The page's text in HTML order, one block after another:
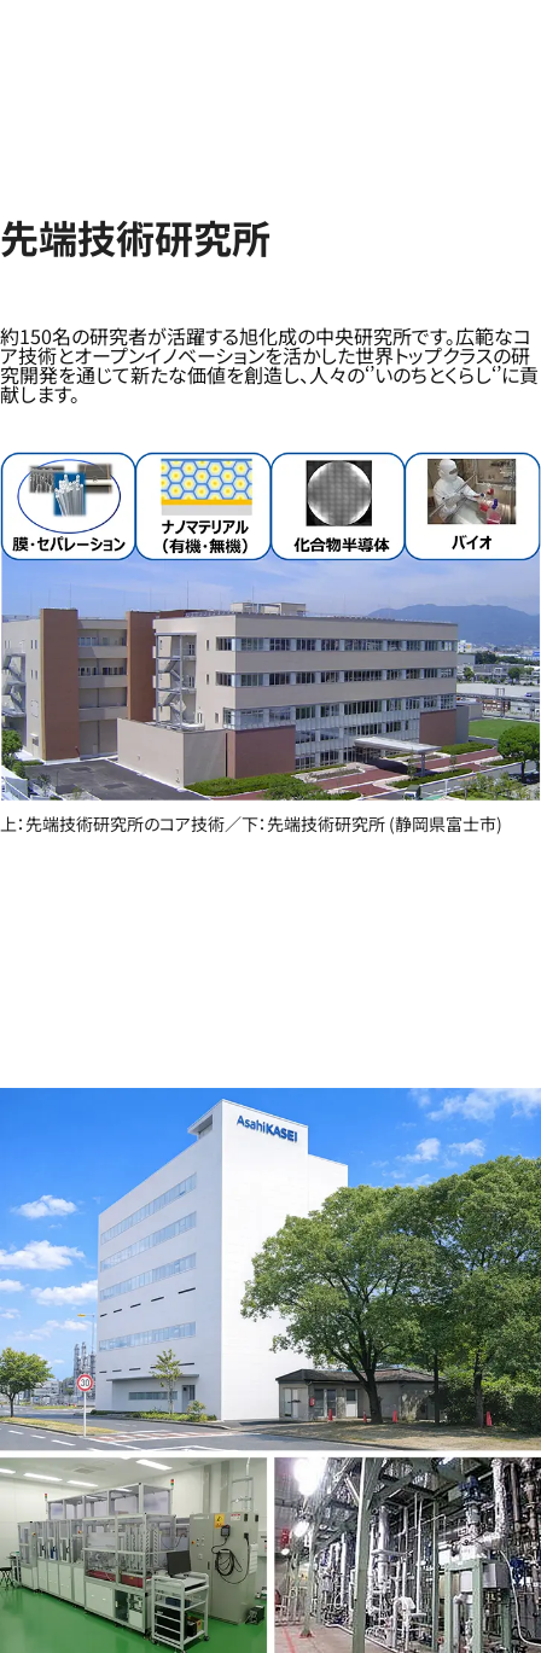
先端技術研究所
約150名の研究者が活躍する旭化成の中央研究所です。広範なコ
ア技術とオープンイノベーションを活かした世界トップクラスの研
究開発を通じて新たな価値を創造し、人々の‘’いのちとくらし‘’に貢
献します。
上：先端技術研究所のコア技術／下：先端技術研究所 (静岡県富士市)